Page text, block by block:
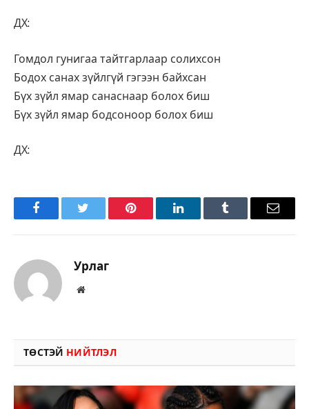
ДХ:
Гомдол гунигаа тайтгарлаар солихсон
Бодох санах зүйлгүй гэгээн байхсан
Бүх зүйл ямар санаснаар болох биш
Бүх зүйл ямар бодсоноор болох биш
ДХ:
FacebookTwitter Pinterest LinkedInTumblr Имэйл
Урлаг
Вэбсайт
ТӨСТЭЙ НИЙТЛЭЛ